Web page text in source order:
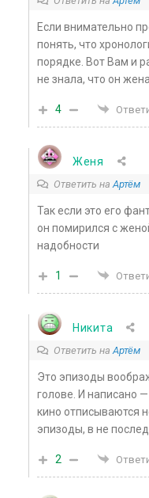
Если внимательно
понять, что
порядке. Вот Вам и
не знала, что он
4
Женя
Ответить наАртём
Так если это его
он помирился с
надобности
1
Никита
Ответить наАртём
Это эпизоды
голове. И написано
кино отписываются
эпизоды, в не
2